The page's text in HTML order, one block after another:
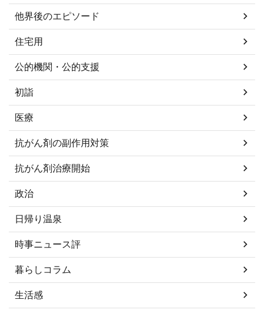
他界後のエピソード
住宅用
公的機関・公的支援
初詣
医療
抗がん剤の副作用対策
抗がん剤治療開始
政治
日帰り温泉
時事ニュース評
暮らしコラム
生活感